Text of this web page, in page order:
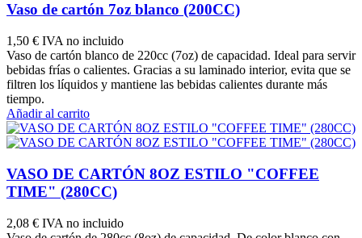
Vaso de cartón 7oz blanco (200CC)
1,50 € IVA no incluido
Vaso de cartón blanco de 220cc (7oz) de capacidad. Ideal para servir
bebidas frías o calientes. Gracias a su laminado interior, evita que se
filtren los líquidos y mantiene las bebidas calientes durante más
tiempo.
Añadir al carrito
VASO DE CARTÓN 8OZ ESTILO "COFFEE
TIME" (280CC)
2,08 € IVA no incluido